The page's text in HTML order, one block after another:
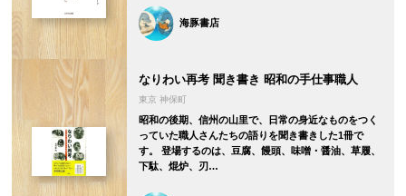
海豚書店
なりわい再考 聞き書き 昭和の手仕事職人
東京 神保町
昭和の後期、信州の山里で、日常の身近なものをつく
っていた職人さんたちの語りを聞き書きした1冊で
す。 登場するのは、豆腐、饅頭、味噌・醤油、草履、
下駄、焜炉、刃…